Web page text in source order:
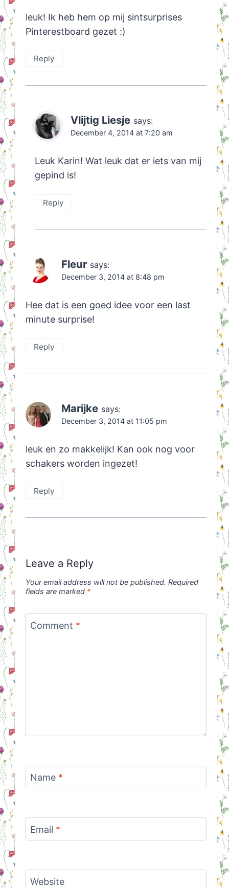
leuk! Ik heb hem op mij sintsurprises
Pinterestboard gezet :)
Reply
Vlijtig Liesje says:
December 4, 2014 at 7:20 am
Leuk Karin! Wat leuk dat er iets van mij
gepind is!
Reply
Fleur says:
December 3, 2014 at 8:48 pm
Hee dat is een goed idee voor een last
minute surprise!
Reply
Marijke says:
December 3, 2014 at 11:05 pm
leuk en zo makkelijk! Kan ook nog voor
schakers worden ingezet!
Reply
Leave a Reply
Your email address will not be published. Required
fields are marked *
Comment *
Name *
Email *
Website